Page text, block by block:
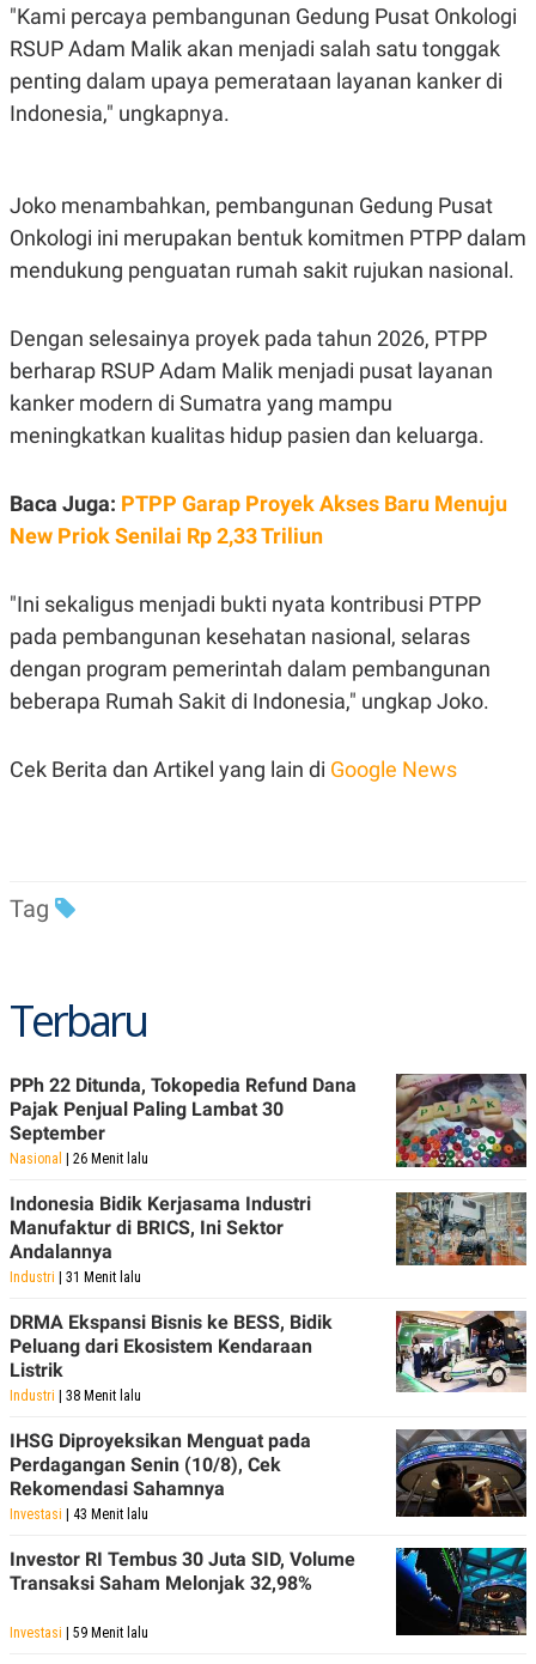
S
A
T
D
A
A
G
E
T
N
T
S
U
S
JARINGAN
K
N
N
C
E
M
Y
P
E
R
L
S
E
.
D
L
G
G
T
K
E
R
E
P
A
R
D
V
T
I
S
I
N
K
G
M
E
D
A
.
I
D
SITEMAPPROFILETERM
OF
PEMBERITAAN
SIBER
POLICY
"Kami percaya pembangunan Gedung Pusat Onkologi
RSUP Adam Malik akan menjadi salah satu tonggak
penting dalam upaya pemerataan layanan kanker di
Indonesia," ungkapnya.
Joko menambahkan, pembangunan Gedung Pusat
Onkologi ini merupakan bentuk komitmen PTPP dalam
mendukung penguatan rumah sakit rujukan nasional.
Dengan selesainya proyek pada tahun 2026, PTPP
berharap RSUP Adam Malik menjadi pusat layanan
kanker modern di Sumatra yang mampu
meningkatkan kualitas hidup pasien dan keluarga.
Baca Juga: PTPP Garap Proyek Akses Baru Menuju
New Priok Senilai Rp 2,33 Triliun
"Ini sekaligus menjadi bukti nyata kontribusi PTPP
pada pembangunan kesehatan nasional, selaras
dengan program pemerintah dalam pembangunan
beberapa Rumah Sakit di Indonesia," ungkap Joko.
Cek Berita dan Artikel yang lain di Google News
Tag
Terbaru
PPh 22 Ditunda, Tokopedia Refund Dana
Pajak Penjual Paling Lambat 30
September
Nasional | 26 Menit lalu
Indonesia Bidik Kerjasama Industri
Manufaktur di BRICS, Ini Sektor
Andalannya
Industri | 31 Menit lalu
DRMA Ekspansi Bisnis ke BESS, Bidik
Peluang dari Ekosistem Kendaraan
Listrik
Industri | 38 Menit lalu
IHSG Diproyeksikan Menguat pada
Perdagangan Senin (10/8), Cek
Rekomendasi Sahamnya
Investasi | 43 Menit lalu
Investor RI Tembus 30 Juta SID, Volume
Transaksi Saham Melonjak 32,98%
Investasi | 59 Menit lalu